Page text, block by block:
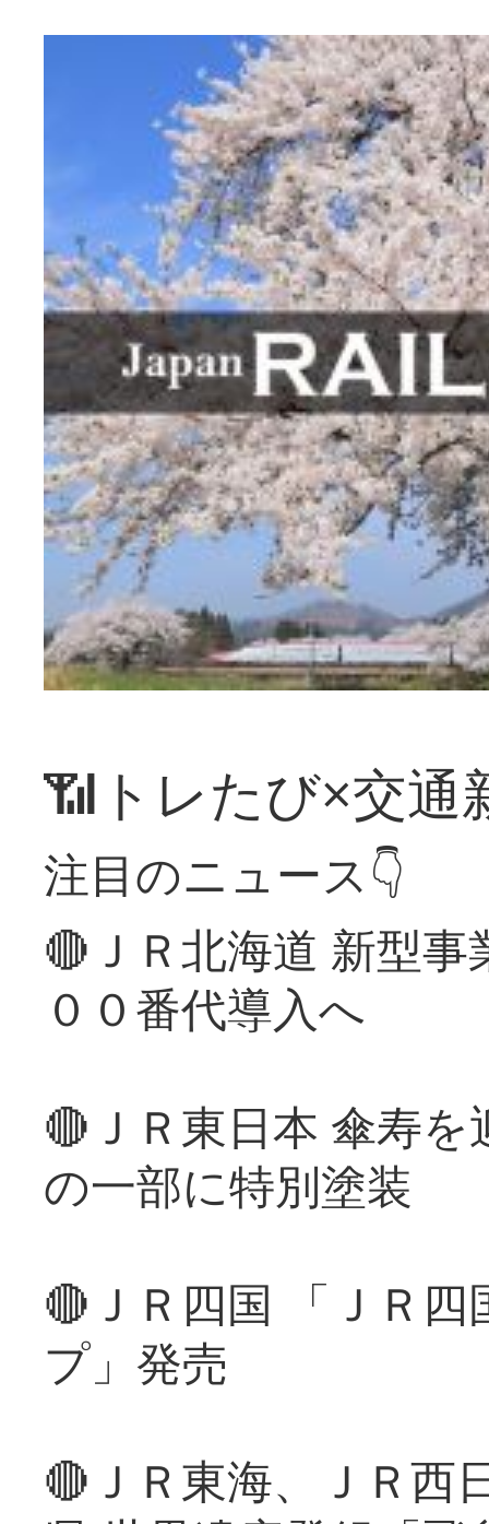
📶トレたび×交通
注目のニュース👇
🔴ＪＲ北海道 新型
００番代導入へ
🔴ＪＲ東日本 傘寿
の一部に特別塗装
🔴ＪＲ四国 「ＪＲ
プ」発売
🔴ＪＲ東海、ＪＲ西